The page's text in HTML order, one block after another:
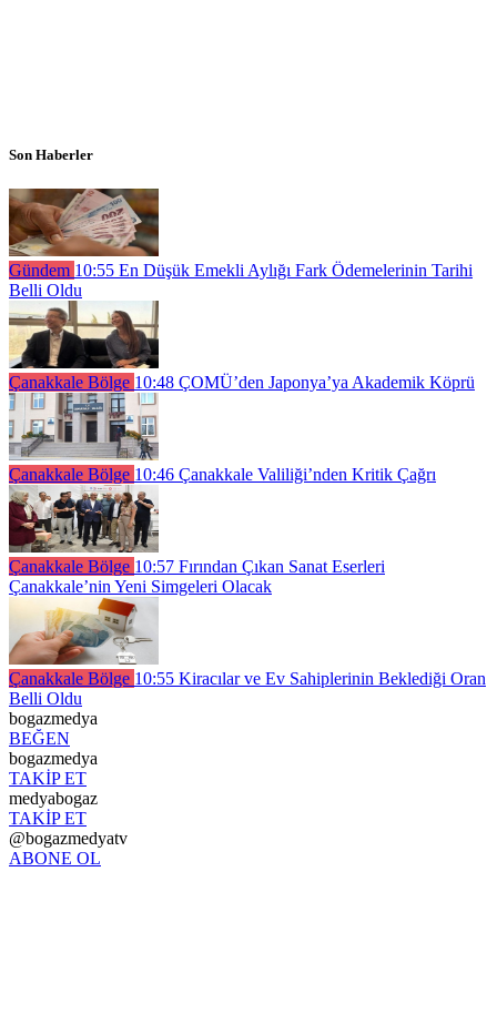
Son Haberler
Gündem 10:55 En Düşük Emekli Aylığı Fark Ödemelerinin Tarihi
Belli Oldu
Çanakkale Bölge 10:48 ÇOMÜ’den Japonya’ya Akademik Köprü
Çanakkale Bölge 10:46 Çanakkale Valiliği’nden Kritik Çağrı
Çanakkale Bölge 10:57 Fırından Çıkan Sanat Eserleri
Çanakkale’nin Yeni Simgeleri Olacak
Çanakkale Bölge 10:55 Kiracılar ve Ev Sahiplerinin Beklediği Oran
Belli Oldu
bogazmedya
BEĞEN
bogazmedya
TAKİP ET
medyabogaz
TAKİP ET
@bogazmedyatv
ABONE OL